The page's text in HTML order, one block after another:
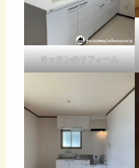
キッチンのリフォーム